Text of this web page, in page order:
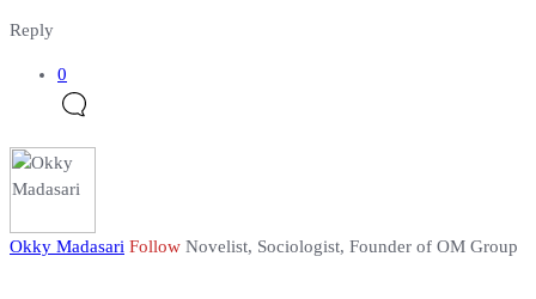
Reply
0
Okky Madasari Follow Novelist, Sociologist, Founder of OM Group